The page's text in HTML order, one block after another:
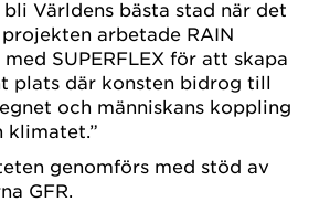
Världens bästa stad när det
arbetade RAIN
med SUPERFLEX för att skapa
plats där konsten bidrog till
och människans koppling
klimatet.”
genomförs med stöd av
GFR.